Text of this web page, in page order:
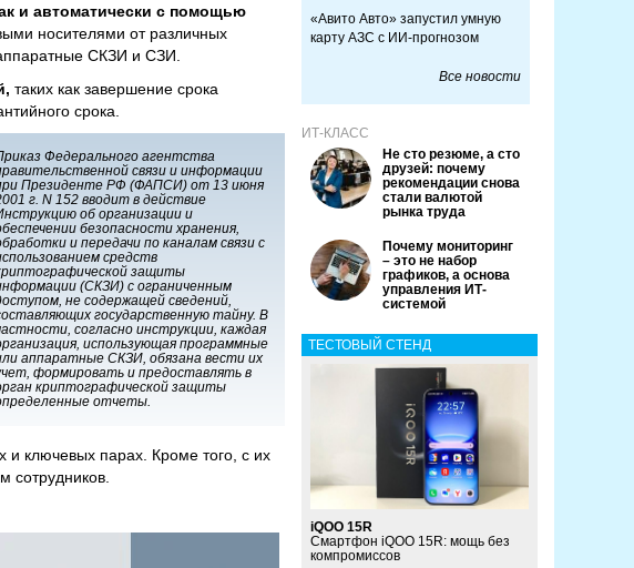
и автоматически с помощью
носителями от различных
СКЗИ и СЗИ.
таких как завершение срока
срока.
Федерального агентства
связи и информации
Президенте РФ (ФАПСИ) от 13 июня
г. N 152 вводит в действие
об организации и
безопасности хранения,
и передачи по каналам связи с
средств
защиты
(СКЗИ) с ограниченным
не содержащей сведений,
государственную тайну. В
согласно инструкции, каждая
использующая программные
аппаратные СКЗИ, обязана вести их
формировать и предоставлять в
криптографической защиты
отчеты.
и ключевых парах. Кроме того, с их
сотрудников.
«Авито Авто» запустил умную
карту АЗС с ИИ-прогнозом
Все новости
ИТ-КЛАСС
Не сто резюме, а сто
друзей: почему
рекомендации снова
стали валютой
рынка труда
Почему мониторинг
– это не набор
графиков, а основа
управления ИТ-
системой
ТЕСТОВЫЙ СТЕНД
iQOO 15R
Смартфон iQOO 15R: мощь без
компромиссов